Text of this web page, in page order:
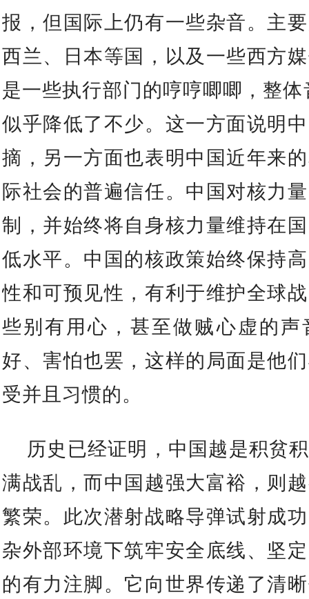
报，但国际上仍有一些杂音。主
西兰、日本等国，以及一些西方
是一些执行部门的哼哼唧唧，整
似乎降低了不少。这一方面说明
摘，另一方面也表明中国近年来
际社会的普遍信任。中国对核力
制，并始终将自身核力量维持在
低水平。中国的核政策始终保持
性和可预见性，有利于维护全球
些别有用心，甚至做贼心虚的声
好、害怕也罢，这样的局面是他
受并且习惯的。
历史已经证明，中国越是积贫
满战乱，而中国越强大富裕，则
繁荣。此次潜射战略导弹试射成
杂外部环境下筑牢安全底线、坚
的有力注脚。它向世界传递了清